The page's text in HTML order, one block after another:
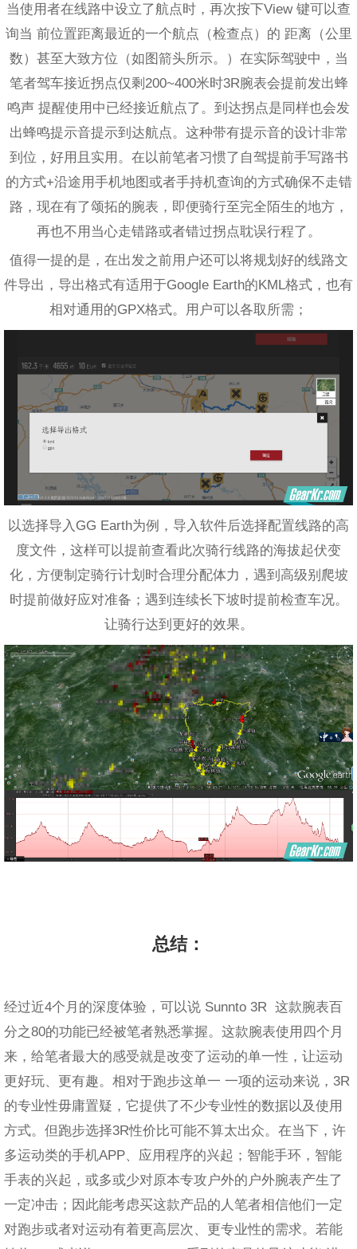
当使用者在线路中设立了航点时，再次按下View 键可以查
询当 前位置距离最近的一个航点（检查点）的 距离（公里
数）甚至大致方位（如图箭头所示。）在实际驾驶中，当
笔者驾车接近拐点仅剩200~400米时3R腕表会提前发出蜂
鸣声 提醒使用中已经接近航点了。到达拐点是同样也会发
出蜂鸣提示音提示到达航点。这种带有提示音的设计非常
到位，好用且实用。在以前笔者习惯了自驾提前手写路书
的方式+沿途用手机地图或者手持机查询的方式确保不走错
路，现在有了颂拓的腕表，即便骑行至完全陌生的地方，
再也不用当心走错路或者错过拐点耽误行程了。
值得一提的是，在出发之前用户还可以将规划好的线路文
件导出，导出格式有适用于Google Earth的KML格式，也有
相对通用的GPX格式。用户可以各取所需；
以选择导入GG Earth为例，导入软件后选择配置线路的高
度文件，这样可以提前查看此次骑行线路的海拔起伏变
化，方便制定骑行计划时合理分配体力，遇到高级别爬坡
时提前做好应对准备；遇到连续长下坡时提前检查车况。
让骑行达到更好的效果。
总结：
经过近4个月的深度体验，可以说 Sunnto 3R 这款腕表百
分之80的功能已经被笔者熟悉掌握。这款腕表使用四个月
来，给笔者最大的感受就是改变了运动的单一性，让运动
更好玩、更有趣。相对于跑步这单一 一项的运动来说，3R
的专业性毋庸置疑，它提供了不少专业性的数据以及使用
方式。但跑步选择3R性价比可能不算太出众。在当下，许
多运动类的手机APP、应用程序的兴起；智能手环，智能
手表的兴起，或多或少对原本专攻户外的户外腕表产生了
一定冲击；因此能考虑买这款产品的人笔者相信他们一定
对跑步或者对运动有着更高层次、更专业性的需求。若能